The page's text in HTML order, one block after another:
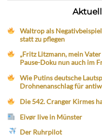
Waltrop als
statt zu pflegen
„Fritz Litzmann, mein
Pause-Doku nun auch im
Wie Putins deutsche
Drohnenanschlag für
Die 542. Cranger Kirmes
Eivør live in Münster
Der Ruhrpilot